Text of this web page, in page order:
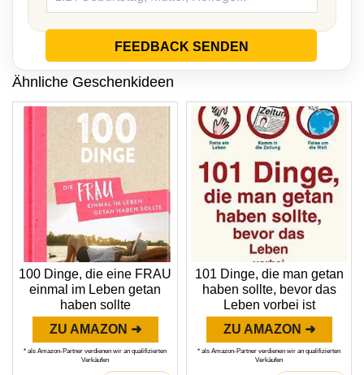
FEEDBACK SENDEN
Ähnliche Geschenkideen
100 Dinge, die eine FRAU
einmal im Leben getan
haben sollte
ZU AMAZON ➜
* als Amazon-Partner verdienen wir an qualifizierten
Verkäufen
101 Dinge, die man getan
haben sollte, bevor das
Leben vorbei ist
ZU AMAZON ➜
* als Amazon-Partner verdienen wir an qualifizierten
Verkäufen